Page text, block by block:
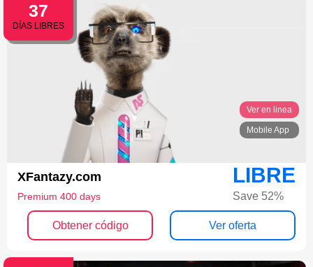
37
DÍAS LIBRES
Ver en linea
Mobile App
XFantazy.com
Premium 400 days
LIBRE
Save 52%
Obtener código Ver oferta